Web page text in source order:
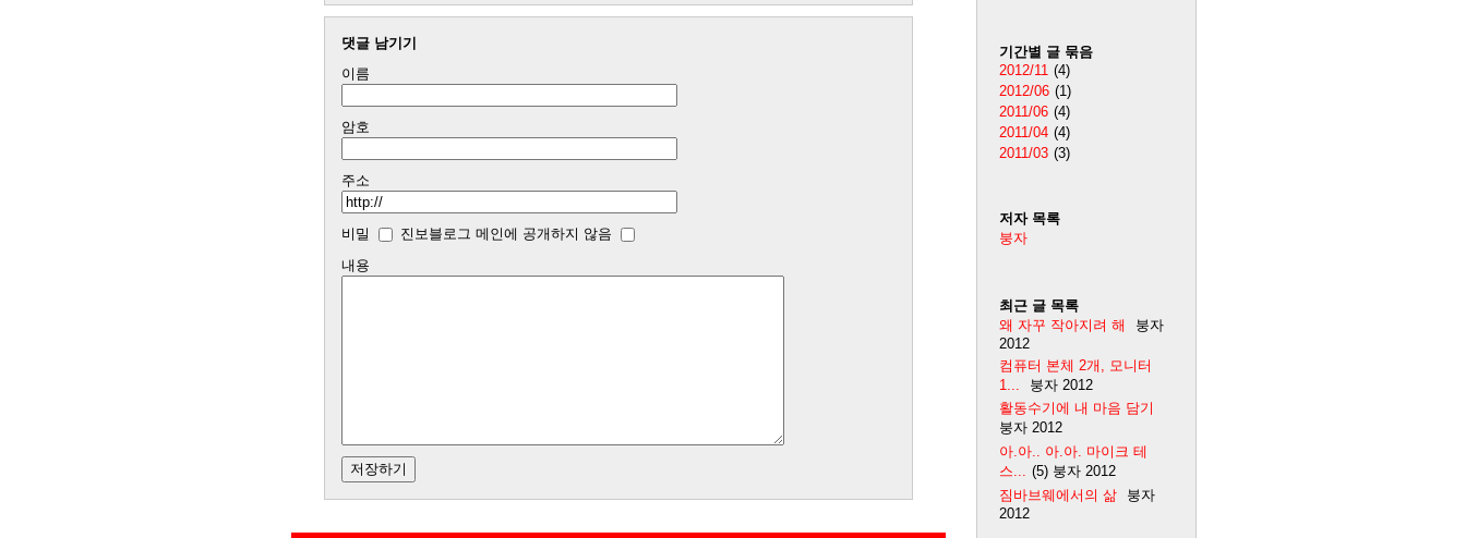
댓글 남기기
이름
암호
주소
비밀
진보블로그 메인에 공개하지 않음
내용
기간별 글 묶음
2012/11 (4)
2012/06 (1)
2011/06 (4)
2011/04 (4)
2011/03 (3)
저자 목록
붕자
최근 글 목록
왜 자꾸 작아지려 해
붕자
2012
컴퓨터 본체 2개, 모니터
1...
붕자 2012
활동수기에 내 마음 담기
붕자 2012
아.아.. 아.아. 마이크 테
스... (5) 붕자 2012
짐바브웨에서의 삶
붕자
2012